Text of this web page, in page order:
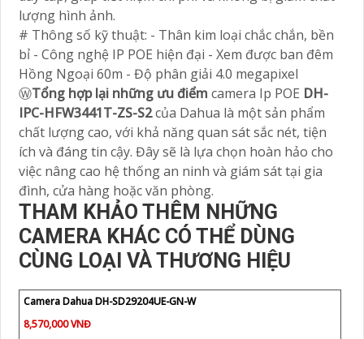
lượng hình ảnh.
# Thông số kỹ thuật: - Thân kim loại chắc chắn, bền
bỉ - Công nghệ IP POE hiện đại - Xem được ban đêm
Hồng Ngoại 60m - Độ phân giải 4.0 megapixel
ⓌTổng hợp lại những ưu điểm camera Ip POE DH-
IPC-HFW3441T-ZS-S2của Dahua là một sản phẩm
chất lượng cao, với khả năng quan sát sắc nét, tiện
ích và đáng tin cậy. Đây sẽ là lựa chọn hoàn hảo cho
việc nâng cao hệ thống an ninh và giám sát tại gia
đình, cửa hàng hoặc văn phòng.
THAM KHẢO THÊM NHỮNG
CAMERA KHÁC CÓ THỂ DÙNG
CÙNG LOẠI VÀ THƯƠNG HIỆU
Camera Dahua DH-SD29204UE-GN-W
8,570,000 VNĐ